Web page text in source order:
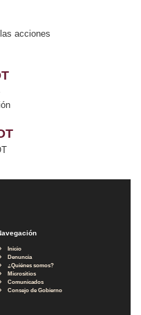
acciones
Inicio
Denuncia
¿Quiénes somos?
Micrositios
Comunicados
Consejo de Gobierno